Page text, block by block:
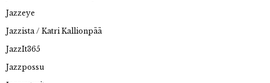
Jazzeye
Jazzista / Katri Kallionpää
JazzIt365
Jazzpossu